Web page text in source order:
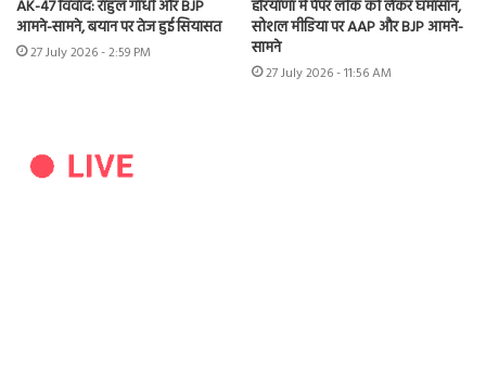
AK-47 विवाद: राहुल गांधी और BJP
आमने-सामने, बयान पर तेज हुई सियासत
27 July 2026 - 2:59 PM
हरियाणा में पेपर लीक को लेकर घमासान,
सोशल मीडिया पर AAP और BJP आमने-
सामने
27 July 2026 - 11:56 AM